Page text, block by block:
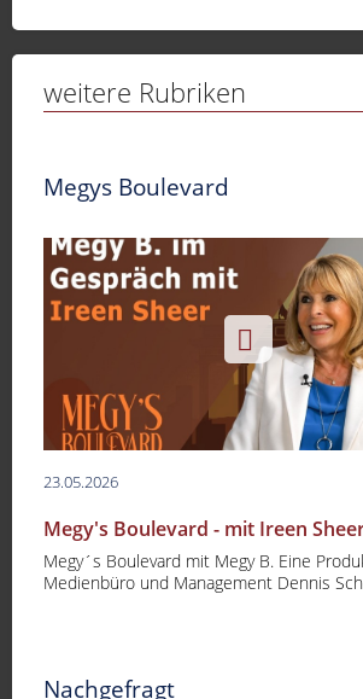
weitere Rubriken
Megys Boulevard
23.05.2026
Megy's Boulevard - mit Ireen
Megy´s Boulevard mit Megy B. Eine
Medienbüro und Management Dennis
Nachgefragt